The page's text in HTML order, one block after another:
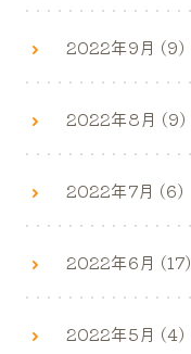
2022年9月 (9)
2022年8月 (9)
2022年7月 (6)
2022年6月 (17)
2022年5月 (4)